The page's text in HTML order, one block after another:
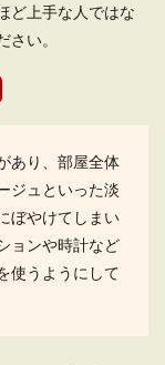
、素敵な彼氏をゲッ
ンテリア
ワンルームなどのコ
多いですよね。そこ
ど上手な人ではな
い。
あり、部屋全体
ジュといった淡
ぼやけてしまい
ョンや時計など
使うようにして